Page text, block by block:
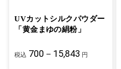
UVカットシルクパウダー
「黄金まゆの絹粉」
税込 700－15,843 円